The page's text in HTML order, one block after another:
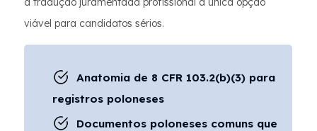
viável para candidatos sérios.
Anatomia de 8 CFR 103.2(b)(3) para
registros poloneses
Documentos poloneses comuns que